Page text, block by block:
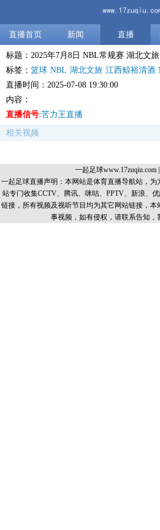
直播首页 新闻 直播
标题：2025年7月8日 NBL常规赛 湖北文
标签： 篮球 NBL 湖北文旅 江西鲸裕清酒
直播时间：2025-07-08 19:30:00
内容：
直播信号:苦力王直播
相关视频
一起足球www.17zuqiu.com |
一起足球直播声明：本网站是体育直播导航站，
站专门收集CCTV、腾讯、咪咕、PPTV、新浪、
链接，所有视频及视听节目均为其它网站链接，
事视频，如有侵权，请联系告知，